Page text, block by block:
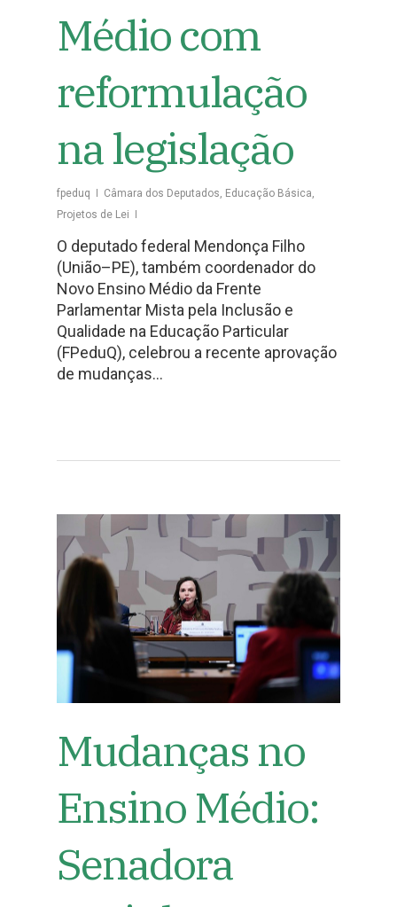
Médio com
reformulação
na legislação
fpeduq Câmara dos Deputados Educação Básica
Projetos de Lei
O deputado federal Mendonça Filho
(União–PE), também coordenador do
Novo Ensino Médio da Frente
Parlamentar Mista pela Inclusão e
Qualidade na Educação Particular
(FPeduQ), celebrou a recente aprovação
de mudanças…
Mudanças no
Ensino Médio:
Senadora